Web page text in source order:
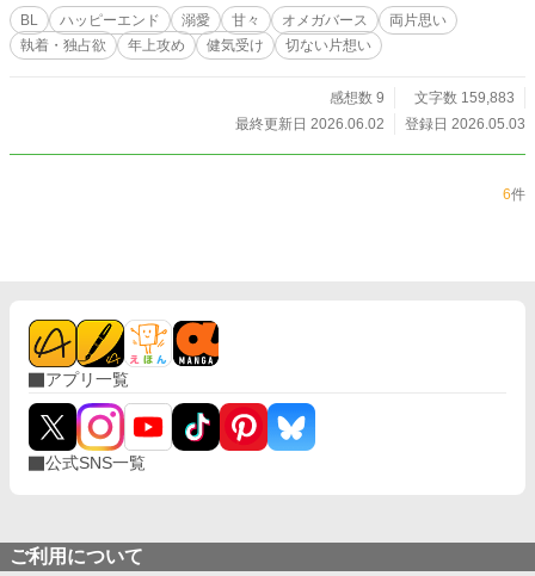
トを耐え忍び、限界までボロボロになった陽斗の姿を目の当
たりにした颯太は、ついに自ら築いた鉄の信念を粉々に砕い
た。 「……壊れるまで、俺だけを求めてろ」 ようやく始まっ
なアルファの「行動のすべて」は、不安に震えるオメガには
愛ゆえに「別れ」を選んだ美容師の卵。 二人を繋ぐ最後のピ
BL ハッピーエンド 溺愛 甘々 オメガバース
両片思い
執着・独占欲
年上攻め 健気受け 切ない片想い
感想数 9
文字数 159,883
最終更新日 2026.06.02
登録日 2026.05.03
6件
アプリ一覧
公式SNS一覧
ご利用について